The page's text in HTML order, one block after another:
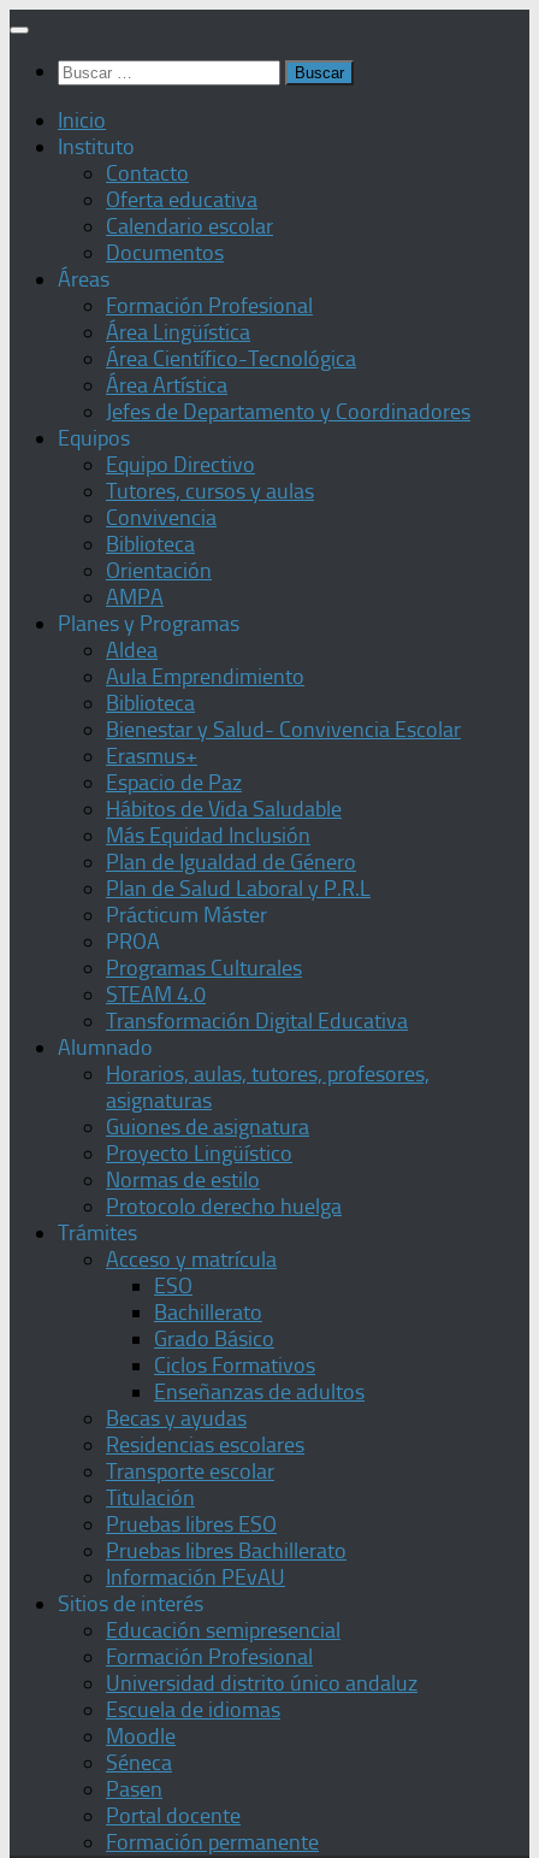
Saltar
contenido
Buscar:
Inicio
Instituto
Contacto
Oferta educativa
Calendario escolar
Documentos
Áreas
Formación Profesional
Área Lingüística
Área Científico-Tecnológica
Área Artística
Jefes de Departamento y Coordinadores
Equipos
Equipo Directivo
Tutores, cursos y aulas
Convivencia
Biblioteca
Orientación
AMPA
Planes y Programas
Aldea
Aula Emprendimiento
Biblioteca
Bienestar y Salud- Convivencia Escolar
Erasmus+
Espacio de Paz
Hábitos de Vida Saludable
Más Equidad Inclusión
Plan de Igualdad de Género
Plan de Salud Laboral y P.R.L
Prácticum Máster
PROA
Programas Culturales
STEAM 4.0
Transformación Digital Educativa
Alumnado
Horarios, aulas, tutores, profesores,
asignaturas
Guiones de asignatura
Proyecto Lingüístico
Normas de estilo
Protocolo derecho huelga
Trámites
Acceso y matrícula
ESO
Bachillerato
Grado Básico
Ciclos Formativos
Enseñanzas de adultos
Becas y ayudas
Residencias escolares
Transporte escolar
Titulación
Pruebas libres ESO
Pruebas libres Bachillerato
Información PEvAU
Sitios de interés
Educación semipresencial
Formación Profesional
Universidad distrito único andaluz
Escuela de idiomas
Moodle
Séneca
Pasen
Portal docente
Formación permanente